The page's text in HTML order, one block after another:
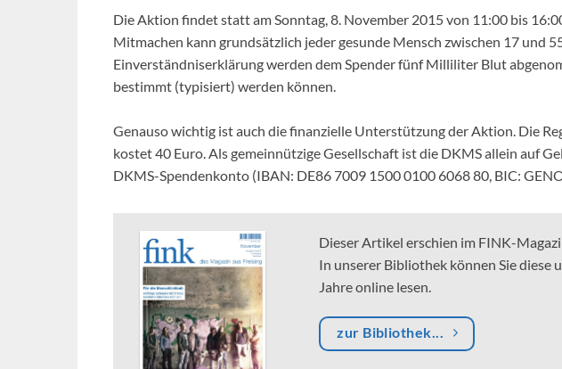
Die Aktion findet statt am Sonntag, 8. November 2015 von 11:00 bis
Mitmachen kann grundsätzlich jeder gesunde Mensch zwischen 17 und
Einverständniserklärung werden dem Spender fünf Milliliter Blut
bestimmt (typisiert) werden können.
Genauso wichtig ist auch die finanzielle Unterstützung der Aktion. Die
kostet 40 Euro. Als gemeinnützige Gesellschaft ist die DKMS allein auf
DKMS-Spendenkonto (IBAN: DE86 7009 1500 0100 6068 80, BIC:
Dieser Artikel erschien im FINK-
In unserer Bibliothek können Sie diese
Jahre online lesen.
zur Bibliothek...